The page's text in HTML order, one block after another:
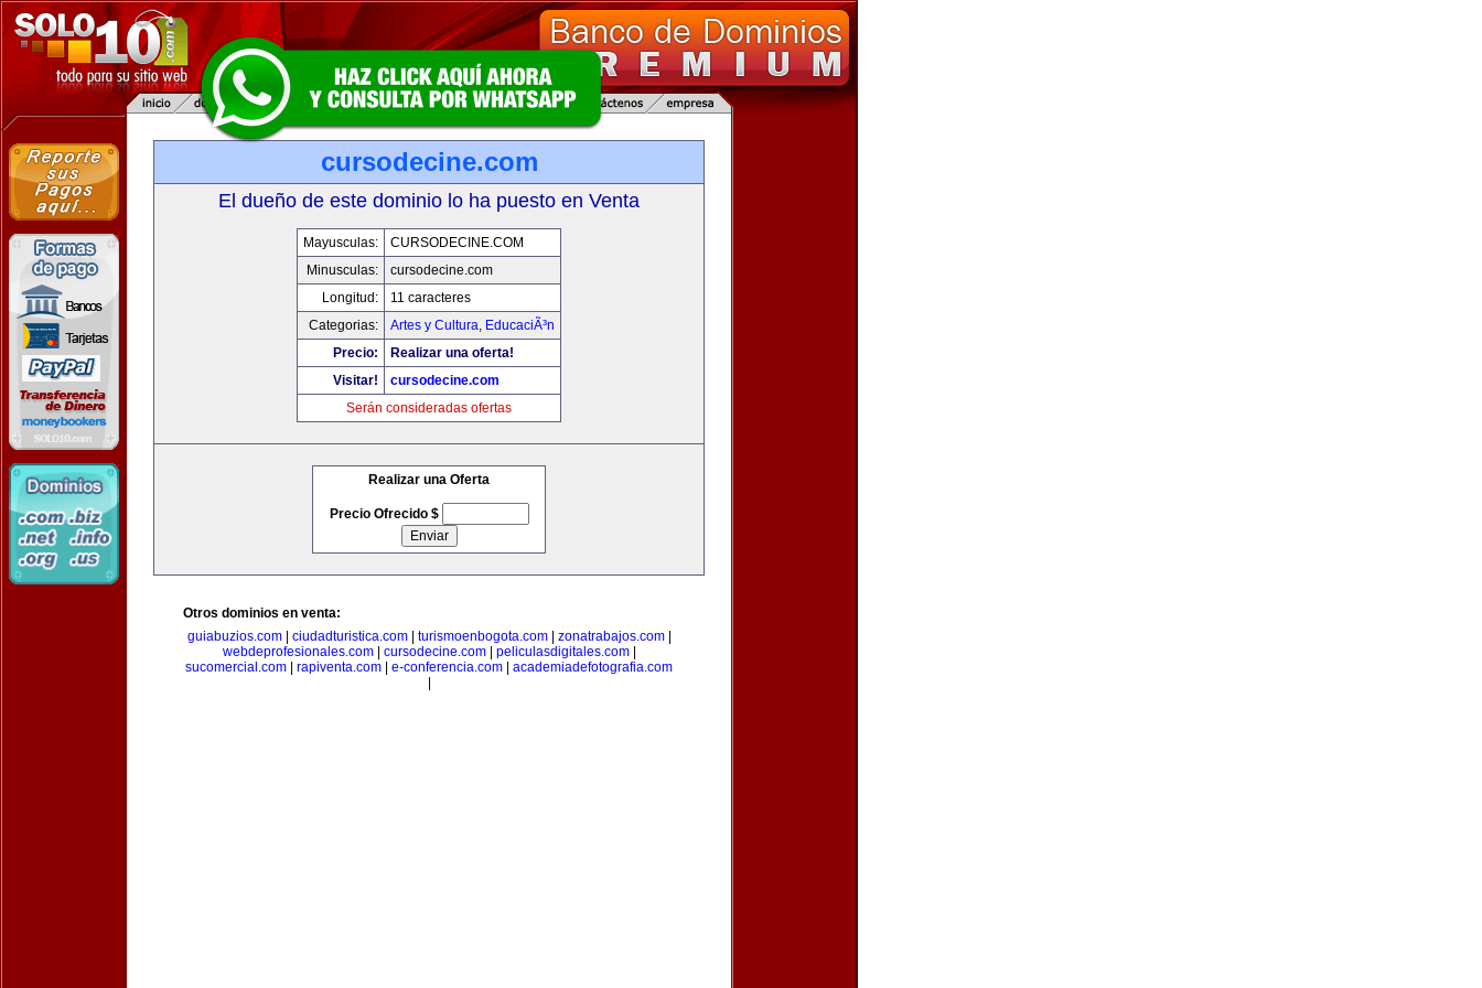
cursodecine.com
El dueño de este dominio lo ha puesto en Venta
Mayusculas:
CURSODECINE.COM
Minusculas:
cursodecine.com
Longitud:
11 caracteres
Categorias:
Artes y Cultura, EducaciÃ³n
Precio:
Realizar una oferta!
Visitar!
cursodecine.com
Serán consideradas ofertas
Realizar una Oferta
Precio Ofrecido $
Otros dominios en venta:
guiabuzios.com| ciudadturistica.com| turismoenbogota.com| zonatrabajos.com|
webdeprofesionales.com| cursodecine.com| peliculasdigitales.com|
sucomercial.com
rapiventa.com e-conferencia.com
academiadefotografia.com